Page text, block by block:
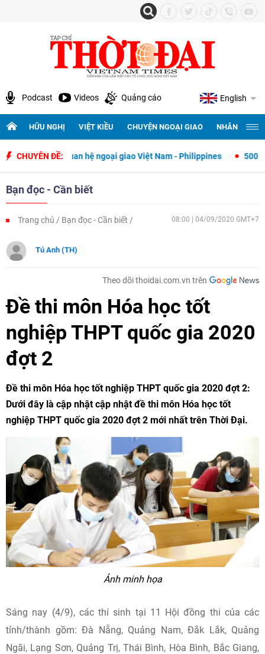
Podcast Videos Quảng cáo English
HỮU NGHỊ VIỆT KIỀU CHUYỆN NGOẠI GIAO NHÂN
CHUYÊN ĐỀ:
lập quan hệ ngoại giao Việt Nam - Philippines 500 ngày đêm
Bạn đọc - Cần biết
Trang chủ Bạn đọc - Cần biết 08:00 | 04/09/2020 GMT+7
Tú Anh (TH)
Theo dõi thoidai.com.vn trên
Đề thi môn Hóa học tốt
nghiệp THPT quốc gia 2020
đợt 2
Đề thi môn Hóa học tốt nghiệp THPT quốc gia 2020 đợt 2:
Dưới đây là cập nhật cập nhật đề thi môn Hóa học tốt
nghiệp THPT quốc gia 2020 đợt 2 mới nhất trên Thời Đại.
Ảnh minh họa
Sáng nay (4/9), các thí sinh tại 11 Hội đồng thi của các
tỉnh/thành gồm: Đà Nẵng, Quảng Nam, Đắk Lắk, Quảng
Ngãi, Lạng Sơn, Quảng Trị, Thái Bình, Hòa Bình, Bắc Giang,